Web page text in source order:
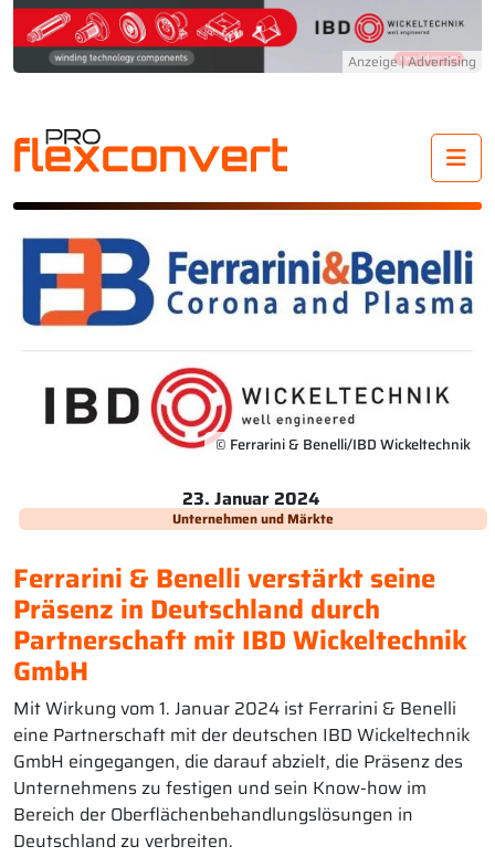
© Ferrarini & Benelli/IBD Wickeltechnik
23. Januar 2024
Unternehmen und Märkte
Ferrarini & Benelli verstärkt seine
Präsenz in Deutschland durch
Partnerschaft mit IBD Wickeltechnik
GmbH
Mit Wirkung vom 1. Januar 2024 ist Ferrarini & Benelli
eine Partnerschaft mit der deutschen IBD Wickeltechnik
GmbH eingegangen, die darauf abzielt, die Präsenz des
Unternehmens zu festigen und sein Know-how im
Bereich der Oberflächenbehandlungslösungen in
Deutschland zu verbreiten.